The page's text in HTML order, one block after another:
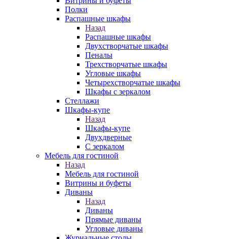
Полки
Распашные шкафы
Назад
Распашные шкафы
Двухстворчатые шкафы
Пеналы
Трехстворчатые шкафы
Угловые шкафы
Четырехстворчатые шкафы
Шкафы с зеркалом
Стеллажи
Шкафы-купе
Назад
Шкафы-купе
Двухдверные
С зеркалом
Мебель для гостиной
Назад
Мебель для гостиной
Витрины и буфеты
Диваны
Назад
Диваны
Прямые диваны
Угловые диваны